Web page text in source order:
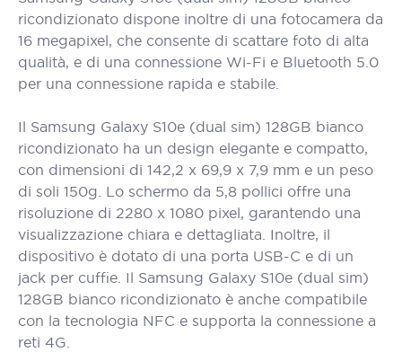
ricondizionato dispone inoltre di una fotocamera da
16 megapixel, che consente di scattare foto di alta
qualità, e di una connessione Wi-Fi e Bluetooth 5.0
per una connessione rapida e stabile.
Il Samsung Galaxy S10e (dual sim) 128GB bianco
ricondizionato ha un design elegante e compatto,
con dimensioni di 142,2 x 69,9 x 7,9 mm e un peso
di soli 150g. Lo schermo da 5,8 pollici offre una
risoluzione di 2280 x 1080 pixel, garantendo una
visualizzazione chiara e dettagliata. Inoltre, il
dispositivo è dotato di una porta USB-C e di un
jack per cuffie. Il Samsung Galaxy S10e (dual sim)
128GB bianco ricondizionato è anche compatibile
con la tecnologia NFC e supporta la connessione a
reti 4G.